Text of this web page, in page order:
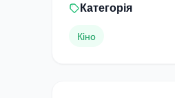
Категорія
Кіно